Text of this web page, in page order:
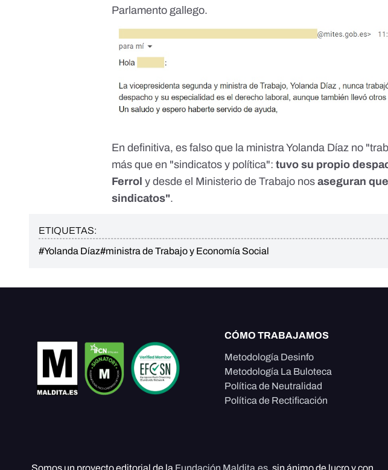
Parlamento gallego.
En definitiva, es falso que la ministra Yolanda Díaz no
más que en "sindicatos y política":tuvo su propio
Ferrol y desde el Ministerio de Trabajo nosaseguran
sindicatos".
ETIQUETAS:
#Yolanda Díaz#ministra de Trabajo y Economía Social
CÓMO TRABAJAMOS
Metodología Desinfo
Metodología La Buloteca
Política de Neutralidad
Política de Rectificación
Somos un proyecto editorial de la Fundación Maldita.es , sin ánimo de lucro y con